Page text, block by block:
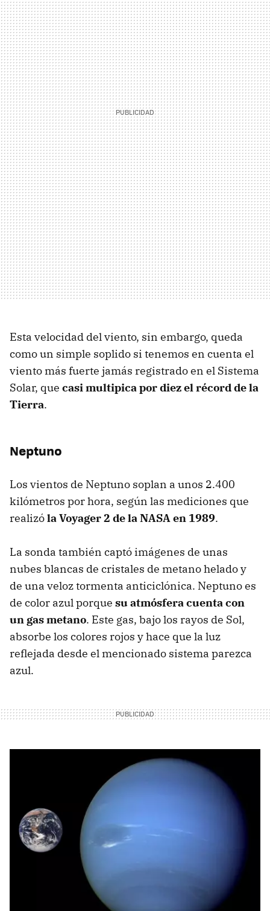
Esta velocidad del viento, sin embargo, queda
como un simple soplido si tenemos en cuenta el
viento más fuerte jamás registrado en el Sistema
Solar, que casi multipica por diez el récord de la
Tierra.
Neptuno
Los vientos de Neptuno soplan a unos 2.400
kilómetros por hora, según las mediciones que
realizóla Voyager 2 de la NASA en 1989.
La sonda también captó imágenes de unas
nubes blancas de cristales de metano helado y
de una veloz tormenta anticiclónica. Neptuno es
de color azul porque su atmósfera cuenta con
un gas metano. Este gas, bajo los rayos de Sol,
absorbe los colores rojos y hace que la luz
reflejada desde el mencionado sistema parezca
azul.